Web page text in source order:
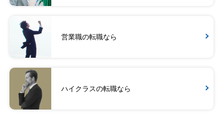
営業職の転職なら
ハイクラスの転職なら